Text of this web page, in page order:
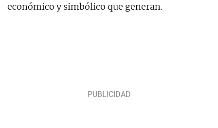
económico y simbólico que generan.